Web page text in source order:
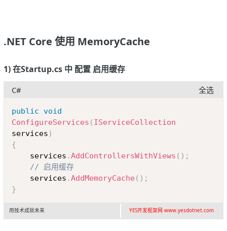
.NET Core 使用 MemoryCache
1) 在Startup.cs 中 配置 启用缓存
C# 全选
public void
ConfigureServices ( IServiceCollection
services )
{
	services
.AddControllersWithViews ( ) ;
// 启用缓存
	services
.AddMemoryCache( ) ;
}
用技术成就未来 YES开发框架网 www.yesdotnet.com